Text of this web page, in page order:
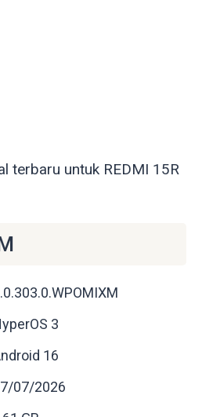
terbaru untuk REDMI 15R
3
16
07/2026